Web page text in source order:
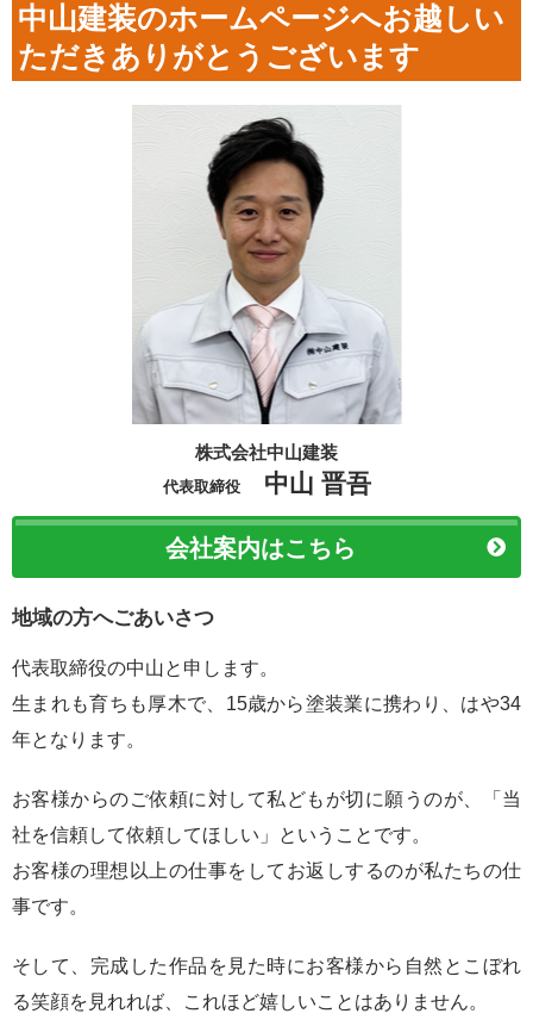
中山建装のホームページへお越しい
ただきありがとうございます
株式会社中山建装
代表取締役 中山 晋吾
会社案内はこちら
地域の方へごあいさつ
代表取締役の中山と申します。
生まれも育ちも厚木で、15歳から塗装業に携わり、はや34
年となります。
お客様からのご依頼に対して私どもが切に願うのが、「当
社を信頼して依頼してほしい」ということです。
お客様の理想以上の仕事をしてお返しするのが私たちの仕
事です。
そして、完成した作品を見た時にお客様から自然とこぼれ
る笑顔を見れれば、これほど嬉しいことはありません。